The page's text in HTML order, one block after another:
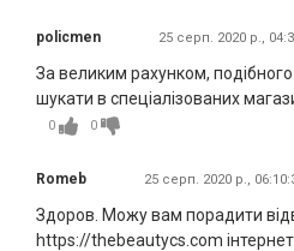
policmen 25 серп. 2020 р.,
За великим рахунком,
шукати в спеціалізованих
0 0
Romeb 25 серп. 2020 р.,
Здоров. Можу вам порадити
https://thebeautycs.com